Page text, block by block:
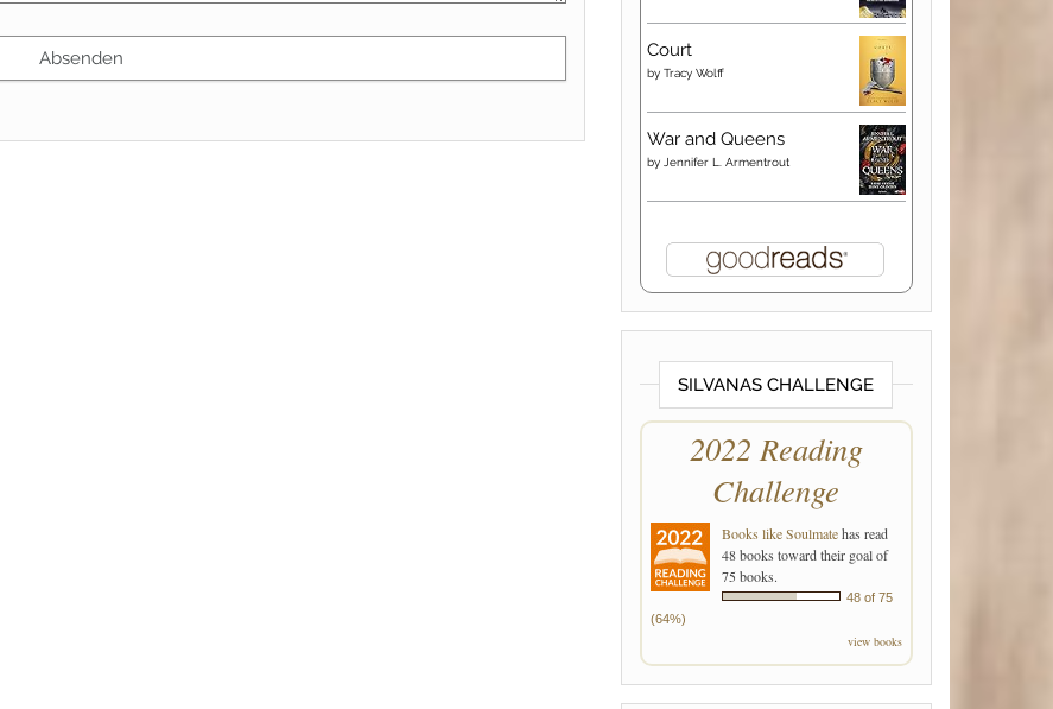
Court
by Tracy Wolff
War and Queens
by Jennifer L. Armentrout
SILVANAS CHALLENGE
2022 Reading
Challenge
Books like Soulmatehas read
48 books toward their goal of
75 books.
48 of 75
(64%)
view books